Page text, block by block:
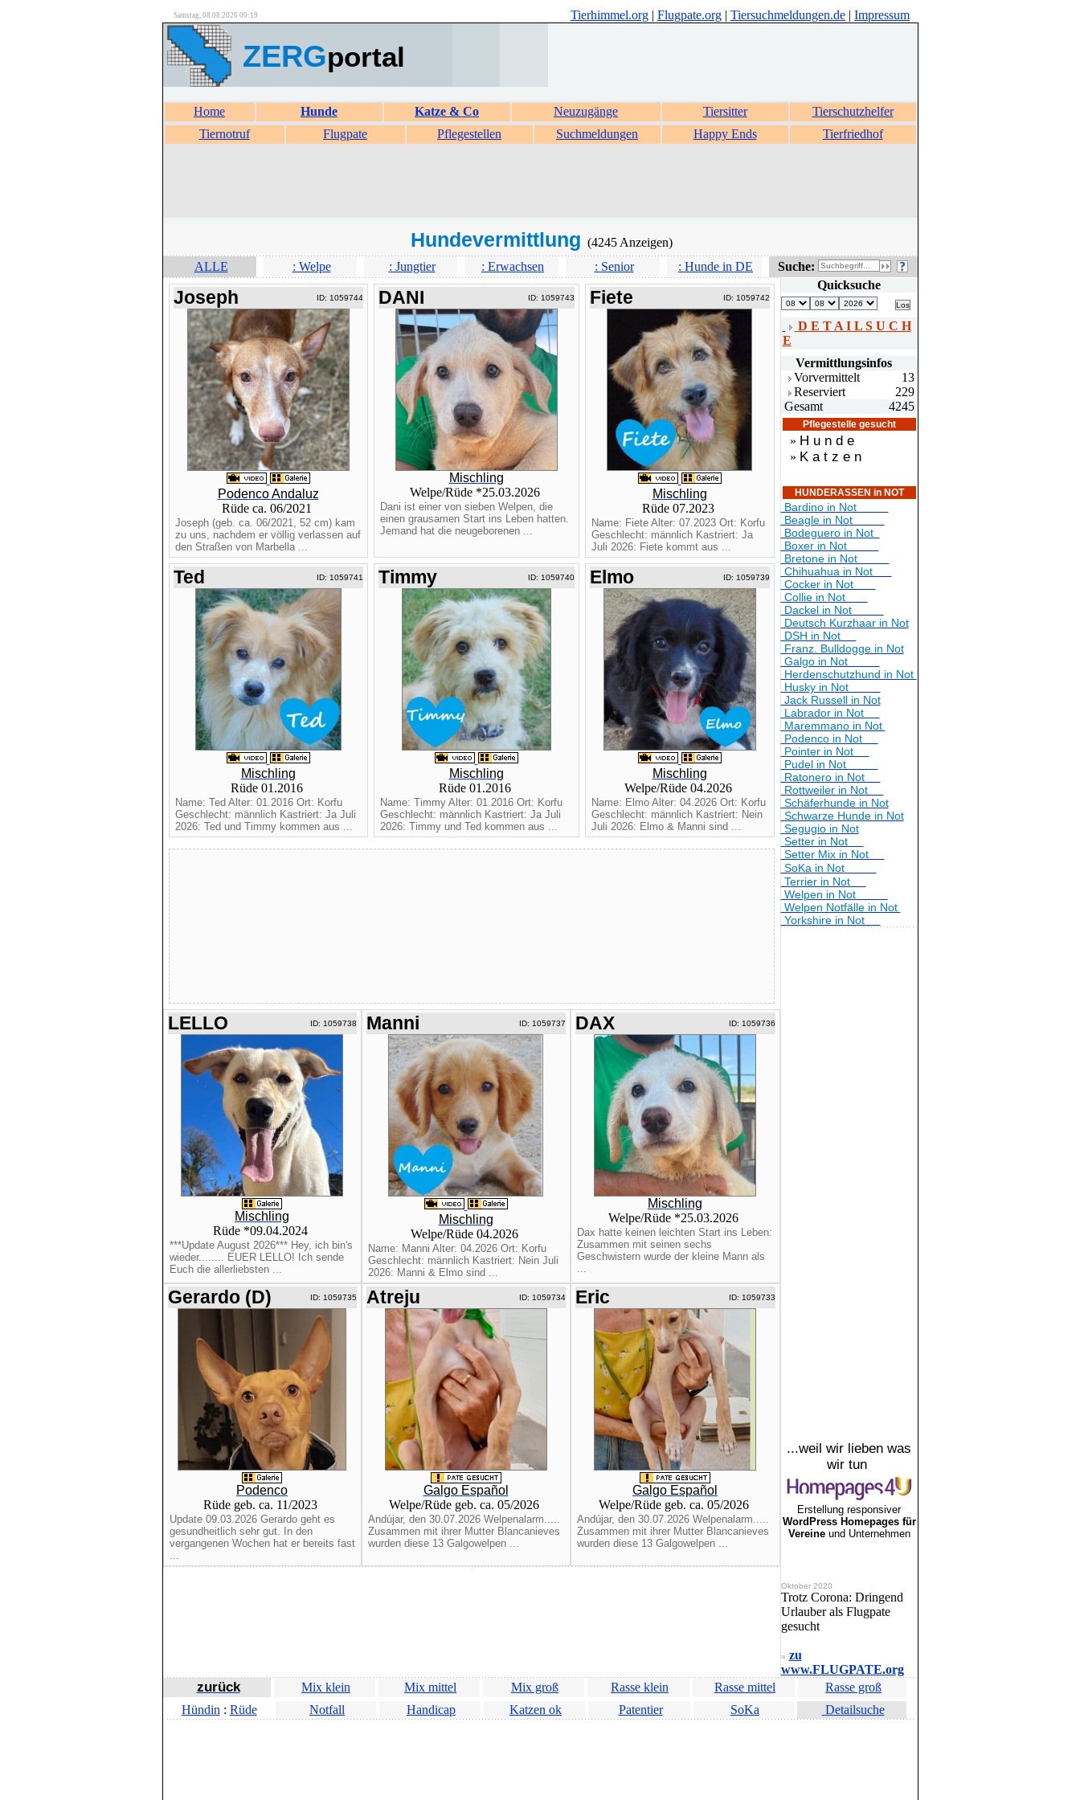
Samstag, 08.08.2026 00:19 Tierhimmel.org | Flugpate.org | Tiersuchmeldungen.de | Impressum
ZERGportal
Home Hunde Katze & Co Neuzugänge Tiersitter
Tierschutzhelfer
Tiernotruf
Flugpate Pflegestellen Suchmeldungen Happy Ends Tierfriedhof
Hundevermittlung (4245 Anzeigen)
ALLE
: Welpe : Jungtier : Erwachsen : Senior : Hunde in DE Suche:
Joseph ID: 1059744
Podenco Andaluz
Rüde ca. 06/2021
Joseph (geb. ca. 06/2021, 52 cm) kam
zu uns, nachdem er völlig verlassen auf
den Straßen von Marbella ...
DANI ID: 1059743
Mischling
Welpe/Rüde *25.03.2026
Dani ist einer von sieben Welpen, die
einen grausamen Start ins Leben hatten.
Jemand hat die neugeborenen ...
Fiete ID: 1059742
Mischling
Rüde 07.2023
Name: Fiete Alter: 07.2023 Ort: Korfu
Geschlecht: männlich Kastriert: Ja
Juli 2026: Fiete kommt aus ...
Ted ID: 1059741
Mischling
Rüde 01.2016
Name: Ted Alter: 01.2016 Ort: Korfu
Geschlecht: männlich Kastriert: Ja Juli
2026: Ted und Timmy kommen aus ...
Timmy ID: 1059740
Mischling
Rüde 01.2016
Name: Timmy Alter: 01.2016 Ort: Korfu
Geschlecht: männlich Kastriert: Ja Juli
2026: Timmy und Ted kommen aus ...
Elmo ID: 1059739
Mischling
Welpe/Rüde 04.2026
Name: Elmo Alter: 04.2026 Ort: Korfu
Geschlecht: männlich Kastriert: Nein
Juli 2026: Elmo & Manni sind ...
LELLO ID: 1059738
Mischling
Rüde *09.04.2024
***Update August 2026*** Hey, ich bin's
wieder........ EUER LELLO! Ich sende
Euch die allerliebsten ...
Manni ID: 1059737
Mischling
Welpe/Rüde 04.2026
Name: Manni Alter: 04.2026 Ort: Korfu
Geschlecht: männlich Kastriert: Nein Juli
2026: Manni & Elmo sind ...
DAX ID: 1059736
Mischling
Welpe/Rüde *25.03.2026
Dax hatte keinen leichten Start ins Leben:
Zusammen mit seinen sechs
Geschwistern wurde der kleine Mann als
...
Gerardo (D) ID: 1059735
Podenco
Rüde geb. ca. 11/2023
Update 09.03.2026 Gerardo geht es
gesundheitlich sehr gut. In den
vergangenen Wochen hat er bereits fast
...
Atreju ID: 1059734
Galgo Español
Welpe/Rüde geb. ca. 05/2026
Andújar, den 30.07.2026 Welpenalarm.....
Zusammen mit ihrer Mutter Blancanieves
wurden diese 13 Galgowelpen ...
Eric ID: 1059733
Galgo Español
Welpe/Rüde geb. ca. 05/2026
Andújar, den 30.07.2026 Welpenalarm.....
Zusammen mit ihrer Mutter Blancanieves
wurden diese 13 Galgowelpen ...
Quicksuche
D E T A I L S U C H
E
Vermittlungsinfos
Vorvermittelt
13
Reserviert
229
Gesamt
4245
Pflegestelle gesucht
» H u n d e
» K a t z e n
HUNDERASSEN in NOT
Bardino in Not
Beagle in Not
Bodeguero in Not
Boxer in Not
Bretone in Not
Chihuahua in Not
Cocker in Not
Collie in Not
Dackel in Not
Deutsch Kurzhaar in Not
DSH in Not
Franz. Bulldogge in Not
Galgo in Not
Herdenschutzhund in Not
Husky in Not
Jack Russell in Not
Labrador in Not
Maremmano in Not
Podenco in Not
Pointer in Not
Pudel in Not
Ratonero in Not
Rottweiler in Not
Schäferhunde in Not
Schwarze Hunde in Not
Segugio in Not
Setter in Not
Setter Mix in Not
SoKa in Not
Terrier in Not
Welpen in Not
Welpen Notfälle in Not
Yorkshire in Not
...weil wir lieben was
wir tun
Erstellung responsiver
WordPress Homepages für
Vereineund Unternehmen
Oktober 2020
Trotz Corona: Dringend
Urlauber als Flugpate
gesucht
» zu
www.FLUGPATE.org
zurück Mix klein Mix mittel Mix groß Rasse klein Rasse mittel
Rasse groß
Hündin : Rüde Notfall Handicap Katzen ok Patentier SoKa Detailsuche